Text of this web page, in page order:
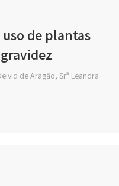
de plantas
de Aragão, Srª Leandra